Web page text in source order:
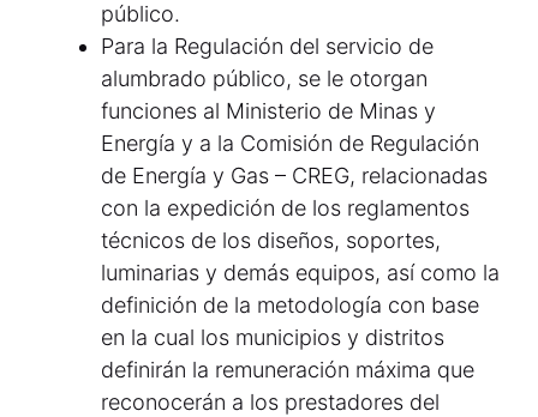
público.
Para la Regulación del servicio de
alumbrado público, se le otorgan
funciones al Ministerio de Minas y
Energía y a la Comisión de Regulación
de Energía y Gas – CREG, relacionadas
con la expedición de los reglamentos
técnicos de los diseños, soportes,
luminarias y demás equipos, así como la
definición de la metodología con base
en la cual los municipios y distritos
definirán la remuneración máxima que
reconocerán a los prestadores del